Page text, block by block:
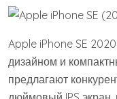
Apple iPhone SE
дизайном и
предлагают